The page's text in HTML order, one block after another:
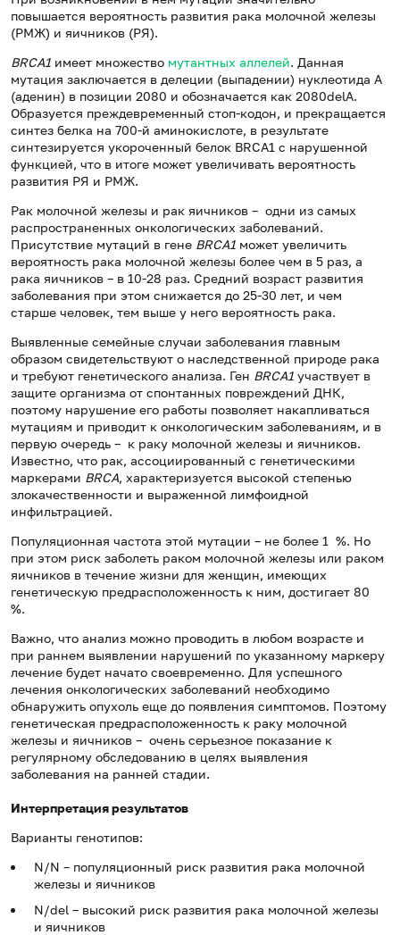
повышается вероятность развития рака молочной железы
(РМЖ) и яичников (РЯ).
BRCA1 имеет множество мутантных аллелей. Данная
мутация заключается в делеции (выпадении) нуклеотида А
(аденин) в позиции 2080 и обозначается как 2080delA.
Образуется преждевременный стоп-кодон, и прекращается
синтез белка на 700-й аминокислоте, в результате
синтезируется укороченный белок BRCA1 с нарушенной
функцией, что в итоге может увеличивать вероятность
развития РЯ и РМЖ.
Рак молочной железы и рак яичников – одни из самых
распространенных онкологических заболеваний.
Присутствие мутаций в гене BRCA1 может увеличить
вероятность рака молочной железы более чем в 5 раз, а
рака яичников – в 10-28 раз. Средний возраст развития
заболевания при этом снижается до 25-30 лет, и чем
старше человек, тем выше у него вероятность рака.
Выявленные семейные случаи заболевания главным
образом свидетельствуют о наследственной природе рака
и требуют генетического анализа. Ген BRCA1 участвует в
защите организма от спонтанных повреждений ДНК,
поэтому нарушение его работы позволяет накапливаться
мутациям и приводит к онкологическим заболеваниям, и в
первую очередь – к раку молочной железы и яичников.
Известно, что рак, ассоциированный с генетическими
маркерами BRCA, характеризуется высокой степенью
злокачественности и выраженной лимфоидной
инфильтрацией.
Популяционная частота этой мутации – не более 1 %. Но
при этом риск заболеть раком молочной железы или раком
яичников в течение жизни для женщин, имеющих
генетическую предрасположенность к ним, достигает 80
%.
Важно, что анализ можно проводить в любом возрасте и
при раннем выявлении нарушений по указанному маркеру
лечение будет начато своевременно. Для успешного
лечения онкологических заболеваний необходимо
обнаружить опухоль еще до появления симптомов. Поэтому
генетическая предрасположенность к раку молочной
железы и яичников – очень серьезное показание к
регулярному обследованию в целях выявления
заболевания на ранней стадии.
Интерпретация результатов
Варианты генотипов:
N/N – популяционный риск развития рака молочной
железы и яичников
N/del – высокий риск развития рака молочной железы
и яичников